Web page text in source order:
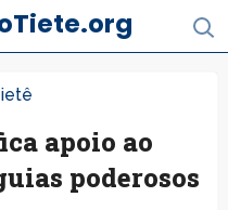
apoio ao
poderosos